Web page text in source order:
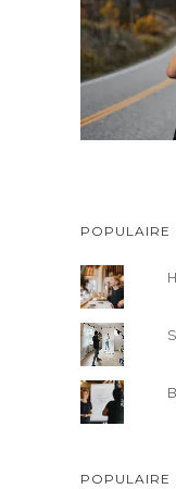
POPULAIRE
POPULAIRE